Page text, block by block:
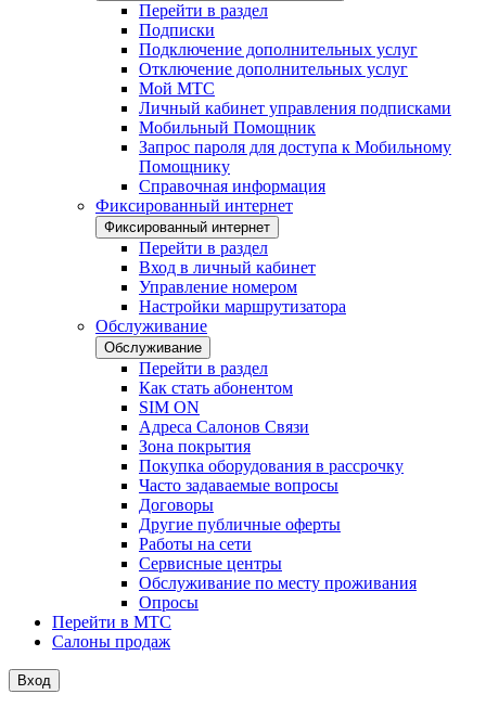
Перейти в раздел
Подписки
Подключение дополнительных услуг
Отключение дополнительных услуг
Мой МТС
Личный кабинет управления подписками
Мобильный Помощник
Запрос пароля для доступа к Мобильному
Помощнику
Справочная информация
Фиксированный интернет
Фиксированный интернет
Перейти в раздел
Вход в личный кабинет
Управление номером
Настройки маршрутизатора
Обслуживание
Обслуживание
Перейти в раздел
Как стать абонентом
SIM ON
Адреса Салонов Связи
Зона покрытия
Покупка оборудования в рассрочку
Часто задаваемые вопросы
Договоры
Другие публичные оферты
Работы на сети
Сервисные центры
Обслуживание по месту проживания
Опросы
Перейти в МТС
Салоны продаж
Вход